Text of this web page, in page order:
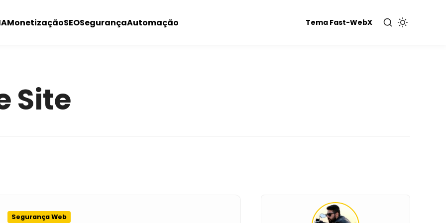
MonetizaçãoSEOSegurançaAutomação Tema Fast-WebX
Site
Segurança Web